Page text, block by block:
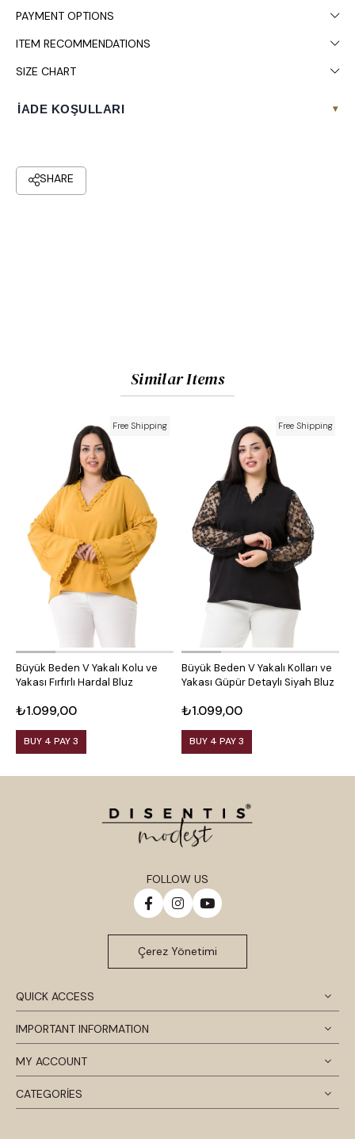
PAYMENT OPTIONS
ITEM RECOMMENDATIONS
SIZE CHART
İADE KOŞULLARI ▾
Similar Items
Büyük Beden V Yakalı Kolu ve
Yakası Fırfırlı Hardal Bluz
₺1.099,00
BUY 4 PAY 3
Free Shipping
Büyük Beden V Yakalı Kolları ve
Yakası Güpür Detaylı Siyah Bluz
₺1.099,00
BUY 4 PAY 3
Free Shipping
QUICK ACCESS
IMPORTANT INFORMATION
MY ACCOUNT
CATEGORİES
FOLLOW US
Çerez Yönetimi